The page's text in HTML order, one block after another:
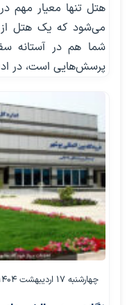
هتل تنها معیار مهم
می‌شود که یک هتل از
شما هم در آستانه
پرسش‌هایی است، در
چهارشنبه ۱۷ اردیبهشت ۱۴۰۴